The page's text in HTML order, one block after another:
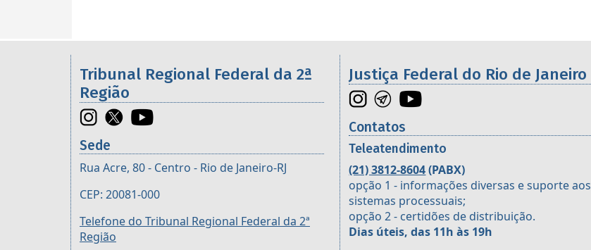
Informações úteis sobre os órgãos da 2ª Região
Tribunal Regional Federal da 2ª
Região
Sede
Rua Acre, 80 - Centro - Rio de Janeiro-RJ
CEP: 20081-000
Telefone do Tribunal Regional Federal da 2ª
Região
Justiça Federal do Rio de Janeiro
Contatos
Teleatendimento
(21) 3812-8604(PABX)
opção 1 - informações diversas e suporte aos
sistemas processuais;
opção 2 - certidões de distribuição.
Dias úteis, das 11h às 19h